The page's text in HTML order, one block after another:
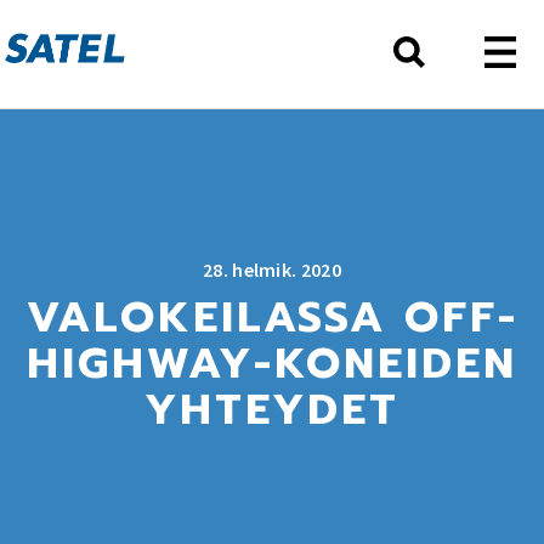
28. helmik. 2020
VALOKEILASSA OFF-
HIGHWAY-KONEIDEN
YHTEYDET